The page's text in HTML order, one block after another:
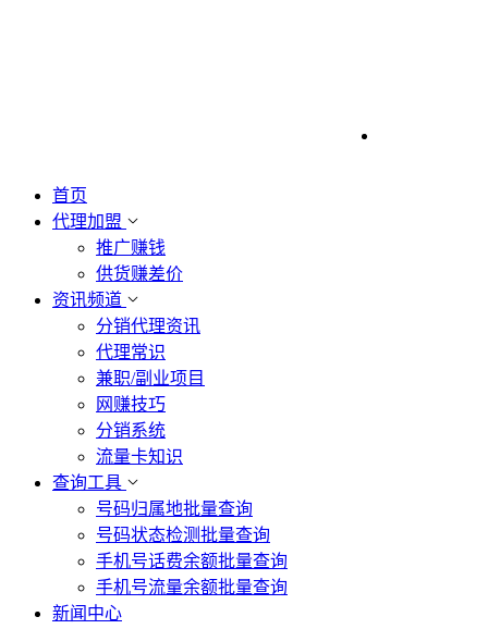
首页
代理加盟
推广赚钱
供货赚差价
资讯频道
分销代理资讯
代理常识
兼职/副业项目
网赚技巧
分销系统
流量卡知识
查询工具
号码归属地批量查询
号码状态检测批量查询
手机号话费余额批量查询
手机号流量余额批量查询
新闻中心